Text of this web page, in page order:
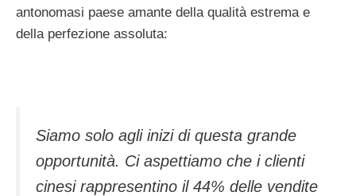
antonomasi paese amante della qualità estrema e
della perfezione assoluta:
Siamo solo agli inizi di questa grande
opportunità. Ci aspettiamo che i clienti
cinesi rappresentino il 44% delle vendite